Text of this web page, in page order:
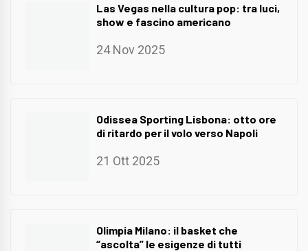
Las Vegas nella cultura pop: tra luci,
show e fascino americano
24 Nov 2025
Odissea Sporting Lisbona: otto ore
di ritardo per il volo verso Napoli
21 Ott 2025
Olimpia Milano: il basket che
“ascolta” le esigenze di tutti